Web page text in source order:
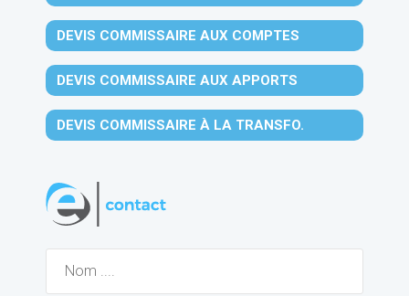
DEVIS COMMISSAIRE AUX COMPTES
DEVIS COMMISSAIRE AUX APPORTS
DEVIS COMMISSAIRE À LA TRANSFO.